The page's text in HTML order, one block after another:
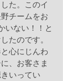
た。このイ
チームをお
いない！！と
たのです。
心にじんわ
、お客さま
いってい